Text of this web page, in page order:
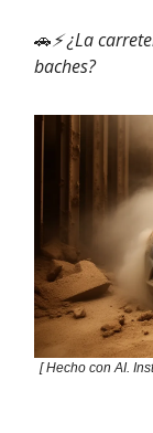
🚗⚡ ¿La
baches?
[ Hecho con AI.